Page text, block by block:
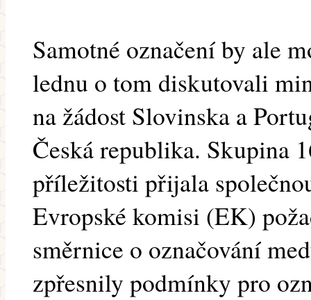
Samotné označení by ale
lednu o tom diskutovali
na žádost Slovinska a
Česká republika. Skupina
příležitosti přijala
Evropské komisi (EK)
směrnice o označování
zpřesnily podmínky pro